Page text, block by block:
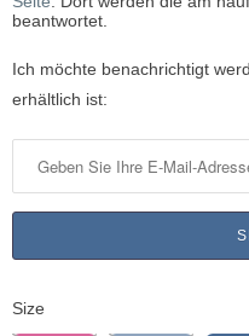
beantwortet.
B
e
c
h
c
Ich möchte benachrichtigt
erhältlich ist:
Size